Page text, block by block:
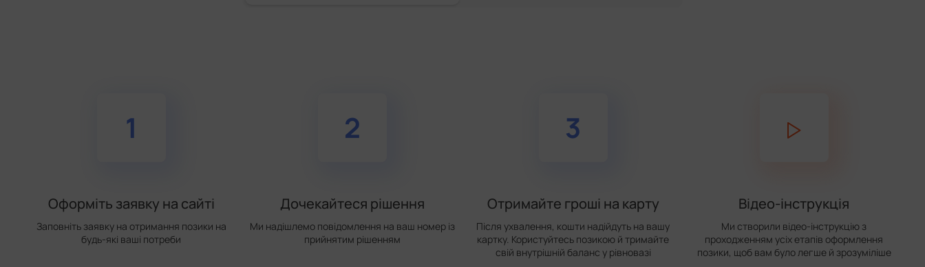
1
Оформіть заявку на сайті
Заповніть заявку на отримання позики на
будь-які ваші потреби
2
Дочекайтеся рішення
Ми надішлемо повідомлення на ваш номер із
прийнятим рішенням
3
Отримайте гроші на карту
Після ухвалення, кошти надійдуть на вашу
картку. Користуйтесь позикою й тримайте
свій внутрішній баланс у рівновазі
Відео-інструкція
Ми створили відео-інструкцію з
проходженням усіх етапів оформлення
позики, щоб вам було легше й зрозуміліше